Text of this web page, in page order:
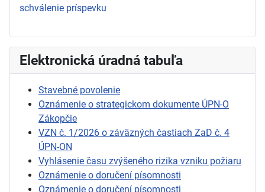
schválenie príspevku
Elektronická úradná tabuľa
Stavebné povolenie
Oznámenie o strategickom dokumente ÚPN-O
Zákopčie
VZN č. 1/2026 o záväzných častiach ZaD č. 4
ÚPN-ON
Vyhlásenie času zvýšeného rizika vzniku požiaru
Oznámenie o doručení písomnosti
Oznámenie o doručení písomnosti